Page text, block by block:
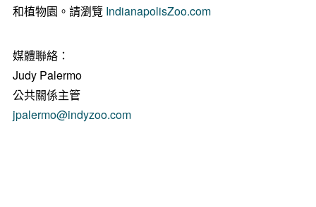
和植物園。請瀏覽 IndianapolisZoo.com
媒體聯絡：
Judy Palermo
公共關係主管
jpalermo@indyzoo.com